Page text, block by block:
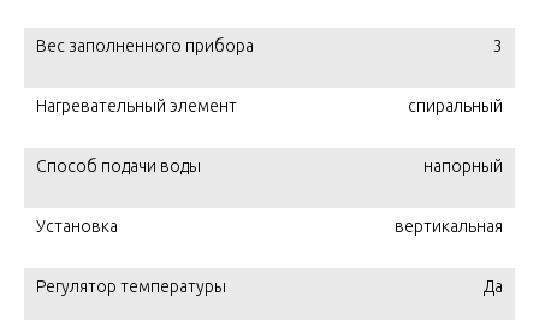
Вес заполненного прибора 3
Нагревательный элемент спиральный
Способ подачи воды напорный
Установка вертикальная
Регулятор температуры Да